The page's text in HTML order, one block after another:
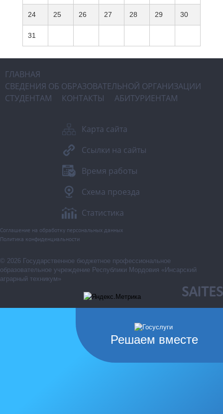
24 25 26 27 28 29 30
31
ГЛАВНАЯ
СВЕДЕНИЯ ОБ ОБРАЗОВАТЕЛЬНОЙ ОРГАНИЗАЦИИ
СТУДЕНТАМ
КОНТАКТЫ АБИТУРИЕНТАМ
Карта сайта
Ссылки на сайты
Время работы
Схема проезда
Статистика
Соглашение на обработку персональных данных
Политика конфиденциальности
© 2026 Государственное бюджетное профессиональное
образовательное учреждение Республики Мордовия «Инсарский
аграрный техникум»
SAITES
Решаем вместе